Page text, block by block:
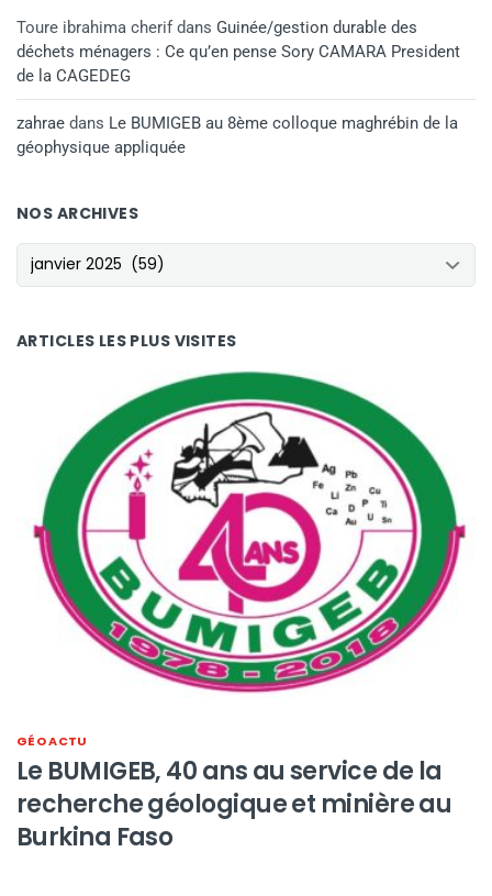
Toure ibrahima cherifdans Guinée/gestion durable des
déchets ménagers : Ce qu’en pense Sory CAMARA President
de la CAGEDEG
zahrae dans Le BUMIGEB au 8ème colloque maghrébin de la
géophysique appliquée
NOS ARCHIVES
NOS ARCHIVES
ARTICLES LES PLUS VISITES
GÉO ACTU
Le BUMIGEB, 40 ans au service de la
recherche géologique et minière au
Burkina Faso